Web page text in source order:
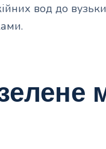
вод до